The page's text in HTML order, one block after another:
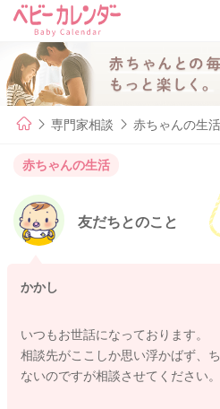
専門家相談 赤ちゃんの生活
赤ちゃんの生活
友だちとのこと
かかし
いつもお世話になっております。
相談先がここしか思い浮かばず、
ないのですが相談させてください。